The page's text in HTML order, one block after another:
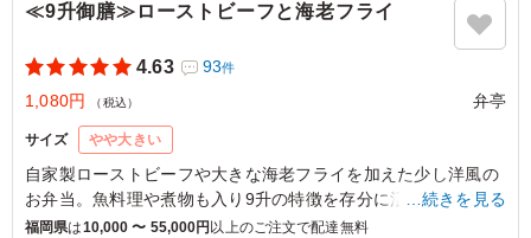
≪9升御膳≫ローストビーフと海老フライ
4.63 93件
1,080円 （税込） 弁亭
サイズ やや大きい
自家製ローストビーフや大きな海老フライを加えた少し洋風の
お弁当。魚料理や煮物も入り9升の特徴を存分に活かしており
ます。
…続きを見る
福岡県は10,000 〜 55,000円 以上のご注文で配達無料